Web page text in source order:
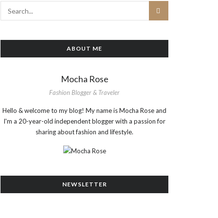
ABOUT ME
Mocha Rose
Fashion Blogger & Traveler
Hello & welcome to my blog! My name is Mocha Rose and
I'm a 20-year-old independent blogger with a passion for
sharing about fashion and lifestyle.
NEWSLETTER